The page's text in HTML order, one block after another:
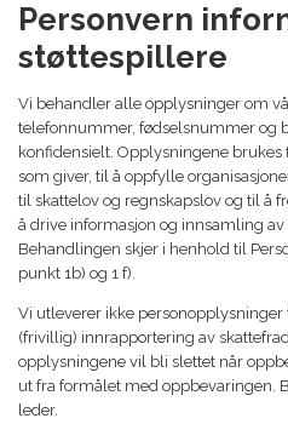
Personvern
støttespillere
Vi behandler alle opplysninger om
telefonnummer, fødselsnummer og
konfidensielt. Opplysningene
som giver, til å oppfylle
til skattelov og regnskapslov og til å
å drive informasjon og innsamling
Behandlingen skjer i henhold til
punkt 1b) og 1 f).
Vi utleverer ikke
(frivillig) innrapportering av
opplysningene vil bli slettet når
ut fra formålet med oppbevaringen.
leder.